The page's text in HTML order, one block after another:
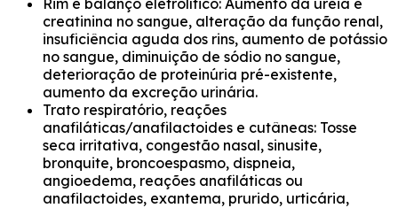
Rim e balanço eletrolítico: Aumento da ureia e
creatinina no sangue, alteração da função renal,
insuficiência aguda dos rins, aumento de potássio
no sangue, diminuição de sódio no sangue,
deterioração de proteinúria pré-existente,
aumento da excreção urinária.
Trato respiratório, reações
anafiláticas/anafilactoides e cutâneas: Tosse
seca irritativa, congestão nasal, sinusite,
bronquite, broncoespasmo, dispneia,
angioedema, reações anafiláticas ou
anafilactoides, exantema, prurido, urticária,